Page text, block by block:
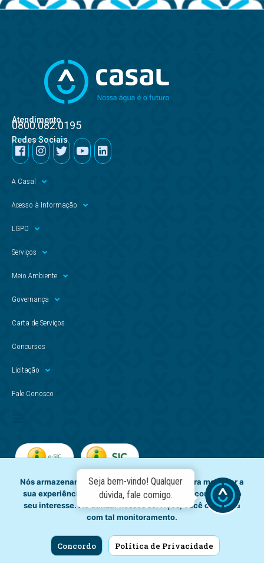
Atendimento
0800.082.0195
Redes Sociais
A Casal
Acesso à Informação
LGPD
Serviços
Meio Ambiente
Governança
Carta de Serviços
Concursos
Licitação
Fale Conosco
Copyright © - Casal. Todos os direitos reservados.
CNPJ: 012.294.708/0001-81
Nós armazenamos dados temporariamente para melhorar a
sua experiência de navegação e recomendar conteúdo de
seu interesse. Ao utilizar nossos serviços, você concorda
com tal monitoramento.
Concordo Política de Privacidade
Seja bem-vindo! Qualquer
dúvida, fale comigo.